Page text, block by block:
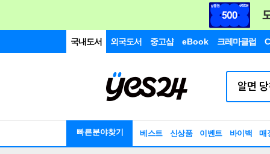
국내도서 외국도서 중고샵 eBook 크레마클럽
빠른분야찾기 베스트 신상품 이벤트 바이백 매